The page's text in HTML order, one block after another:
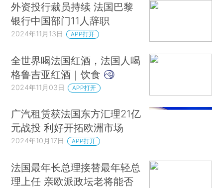
外资投行裁员持续 法国巴黎
银行中国部门11人辞职
2024年11月13日 APP打开
全世界喝法国红酒，法国人喝
格鲁吉亚红酒｜饮食
2024年11月03日 APP打开
广汽租赁获法国东方汇理21亿
元战投 利好开拓欧洲市场
2024年10月17日 APP打开
法国最年长总理接替最年轻总
理上任 亲欧派政坛老将能否